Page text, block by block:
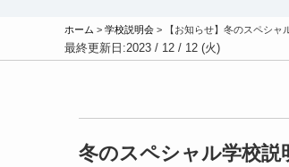
ホーム > 学校説明会 > 【お知らせ】冬のスペシャ
最終更新日:2023 / 12 / 12 (火)
冬のスペシャル学校説